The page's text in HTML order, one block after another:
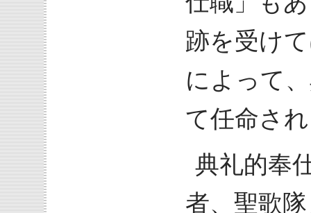
跡を受け
によって
て任命さ
典礼的奉
者、聖歌